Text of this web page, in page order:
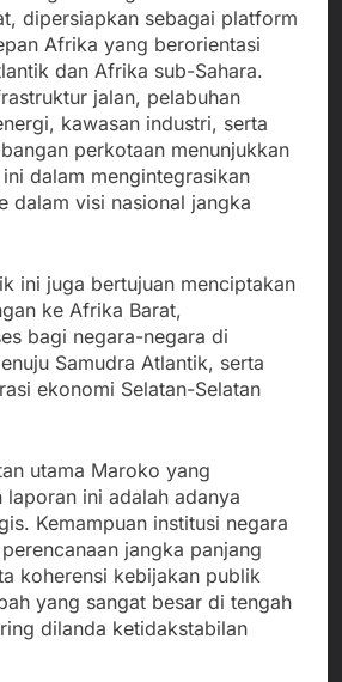
dipersiapkan sebagai platform
Afrika yang berorientasi
dan Afrika sub-Sahara.
jalan, pelabuhan
kawasan industri, serta
perkotaan menunjukkan
dalam mengintegrasikan
dalam visi nasional jangka
ini juga bertujuan menciptakan
ke Afrika Barat,
bagi negara-negara di
Samudra Atlantik, serta
ekonomi Selatan-Selatan
utama Maroko yang
ini adalah adanya
Kemampuan institusi negara
jangka panjang
koherensi kebijakan publik
yang sangat besar di tengah
dilanda ketidakstabilan